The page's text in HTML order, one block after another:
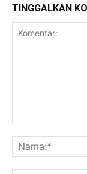
TINGGALKAN